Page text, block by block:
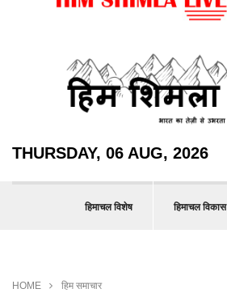
THURSDAY, 06 AUG, 2026
हिमाचल विशेष हिमाचल विकास
HOME
हिम समाचार